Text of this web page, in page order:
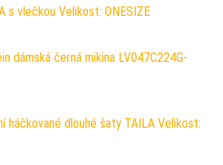
s vlečkou Velikost: ONESIZE
dámská černá mikina LV047C224G-
háčkované dlouhé šaty TAILA Velikost: